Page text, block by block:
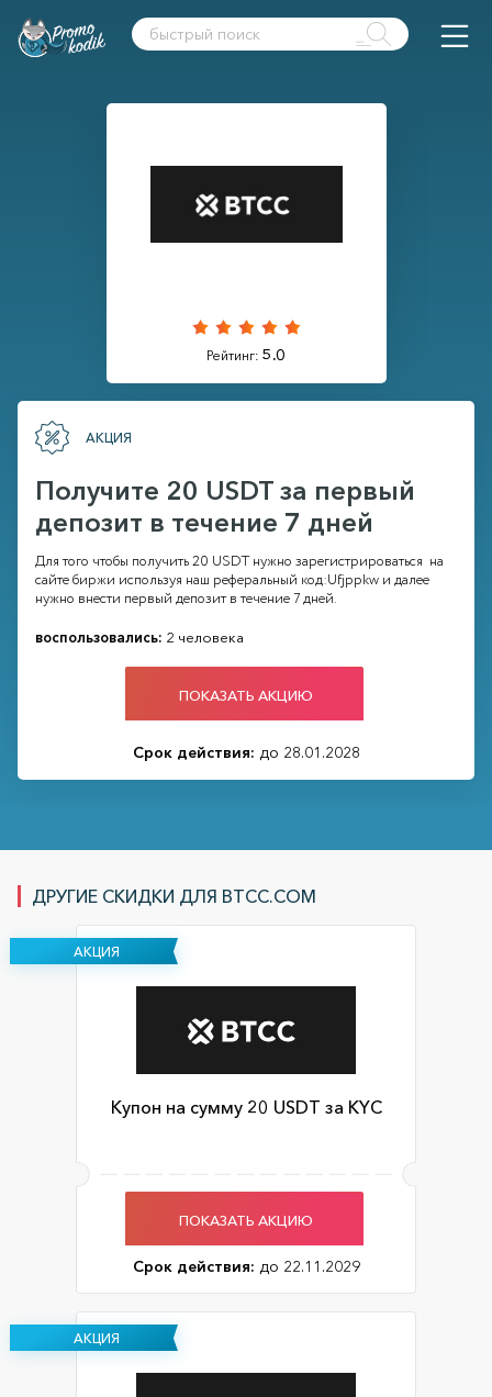
Рейтинг: 5.0
АКЦИЯ
Получите 20 USDT за первый
депозит в течение 7 дней
Для того чтобы получить 20 USDT нужно зарегистрироваться на
сайте биржи используя наш реферальный код:Ufjppkw и далее
нужно внести первый депозит в течение 7 дней.
воспользовались: 2 человека
ПОКАЗАТЬ АКЦИЮ
Срок действия: до 28.01.2028
ДРУГИЕ СКИДКИ ДЛЯ BTCC.COM
АКЦИЯ
Купон на сумму 20 USDT за KYC
ПОКАЗАТЬ АКЦИЮ
Срок действия: до 22.11.2029
АКЦИЯ